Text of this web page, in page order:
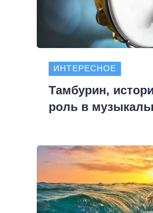
ИНТЕРЕСНОЕ
Тамбурин,
роль в